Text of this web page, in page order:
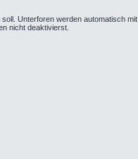
Unterforen werden automatisch mit
nicht deaktivierst.